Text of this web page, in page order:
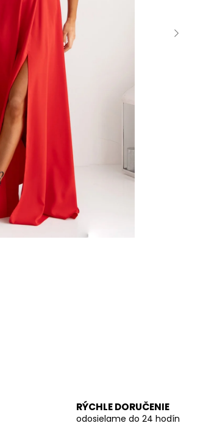
RÝCHLE DORUČENIE
odosielame do 24 hodín